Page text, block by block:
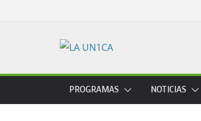
PROGRAMAS NOTICIAS